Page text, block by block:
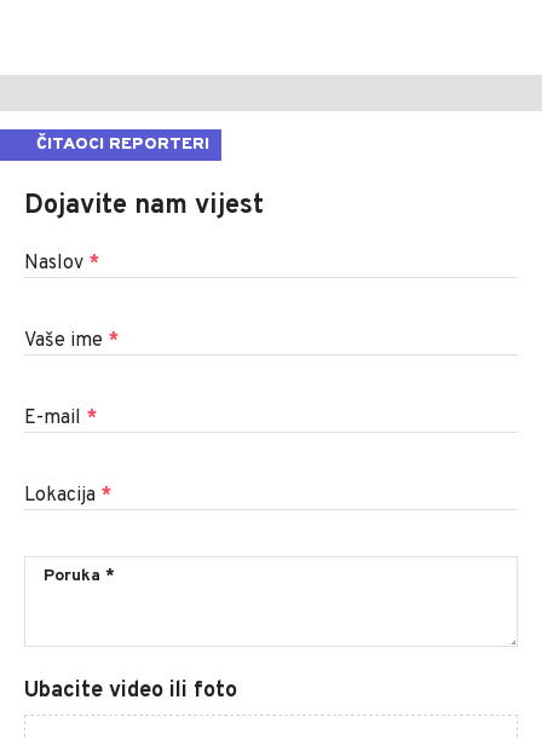
ČITAOCI REPORTERI
Dojavite nam vijest
Naslov *
Vaše ime *
E-mail *
Lokacija *
Ubacite video ili foto